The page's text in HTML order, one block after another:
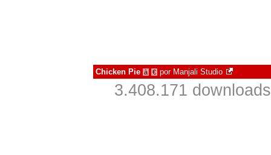
Chicken Pie à € por Manjali Studio
3.408.171